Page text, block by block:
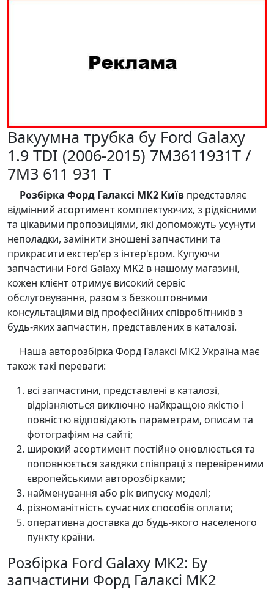
Вакуумна трубка бу Ford Galaxy
1.9 TDI (2006-2015) 7M3611931T /
7M3 611 931 T
Розбірка Форд Галаксі МК2 Київ представляє
відмінний асортимент комплектуючих, з рідкісними
та цікавими пропозиціями, які допоможуть усунути
неполадки, замінити зношені запчастини та
прикрасити екстер'єр з інтер'єром. Купуючи
запчастини Ford Galaxy MK2 в нашому магазині,
кожен клієнт отримує високий сервіс
обслуговування, разом з безкоштовними
консультаціями від професійних співробітників з
будь-яких запчастин, представлених в каталозі.
Наша авторозбірка Форд Галаксі МК2 Україна має
також такі переваги:
всі запчастини, представлені в каталозі,
відрізняються виключно найкращою якістю і
повністю відповідають параметрам, описам та
фотографіям на сайті;
широкий асортимент постійно оновлюється та
поповнюється завдяки співпраці з перевіреними
європейськими авторозбірками;
найменування або рік випуску моделі;
різноманітність сучасних способів оплати;
оперативна доставка до будь-якого населеного
пункту країни.
Розбірка Ford Galaxy MK2: Бу
запчастини Форд Галаксі МК2